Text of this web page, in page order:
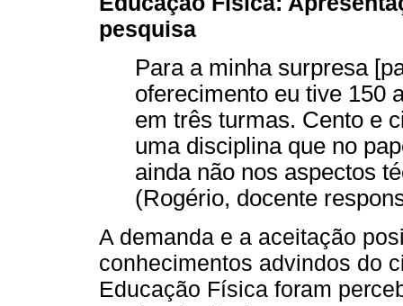
pesquisa
Para a minha surpresa
oferecimento eu tive 150
em três turmas. Cento e
uma disciplina que no
ainda não nos aspectos
(Rogério, docente
A demanda e a aceitação
conhecimentos advindos do
Educação Física foram